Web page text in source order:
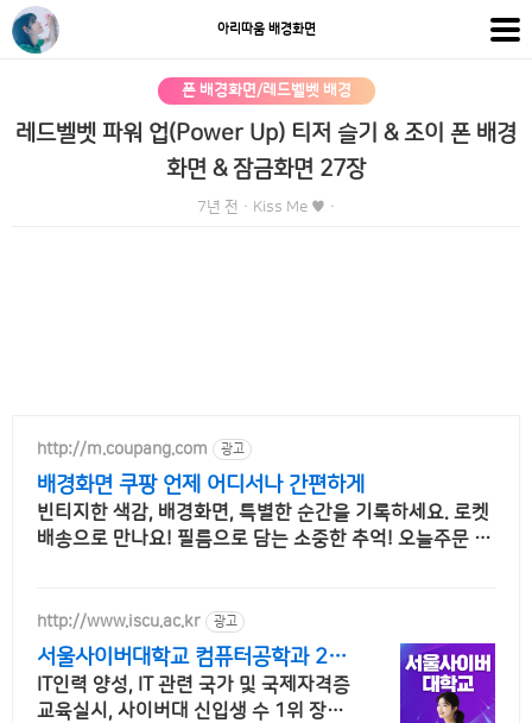
아리따움 배경화면
폰 배경화면/레드벨벳 배경
레드벨벳 파워 업(Power Up) 티저 슬기 & 조이 폰 배경
화면 & 잠금화면 27장
7년 전 · Kiss Me ♥ ·
http://m.coupang.com 광고
배경화면 쿠팡 언제 어디서나 간편하게
빈티지한 색감, 배경화면, 특별한 순간을 기록하세요. 로켓
배송으로 만나요! 필름으로 담는 소중한 추억! 오늘주문 내
http://www.iscu.ac.kr 광고
서울사이버대학교 컴퓨터공학과 20
26 가을학기 신편입생
IT인력 양성, IT 관련 국가 및 국제자격증
교육실시, 사이버대 신입생 수 1위 장학